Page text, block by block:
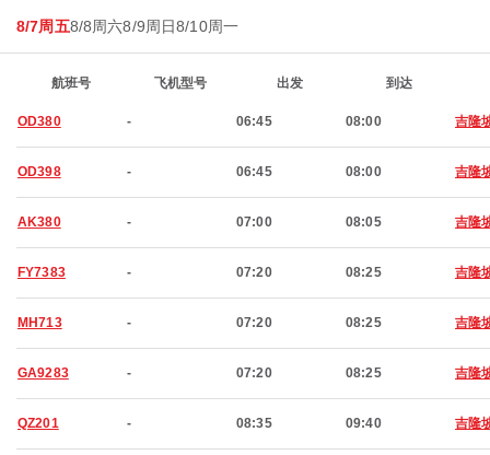
8/7周五8/8周六8/9周日8/10周一
航班号 飞机型号 出发 到达
OD380 - 06:45 08:00 吉隆
OD398 - 06:45 08:00 吉隆
AK380 - 07:00 08:05 吉隆
FY7383 - 07:20 08:25 吉隆
MH713 - 07:20 08:25 吉隆
GA9283 - 07:20 08:25 吉隆
QZ201 - 08:35 09:40 吉隆